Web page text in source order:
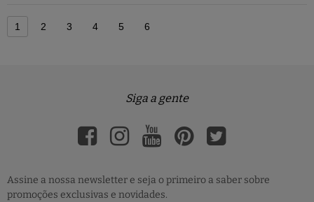
1 2 3 4 5 6
Siga a gente
Assine a nossa newsletter e seja o primeiro a saber sobre
promoções exclusivas e novidades.